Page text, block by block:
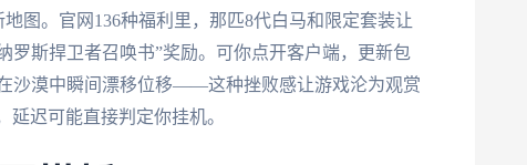
图。官网136种福利里，那匹8代白马和限定套装让
罗斯捍卫者召唤书”奖励。可你点开客户端，更新包
沙漠中瞬间漂移位移——这种挫败感让游戏沦为观赏
延迟可能直接判定你挂机。